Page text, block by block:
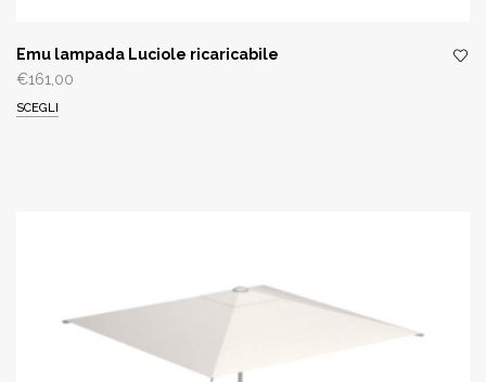
Emu lampada Luciole ricaricabile
€161,00
SCEGLI